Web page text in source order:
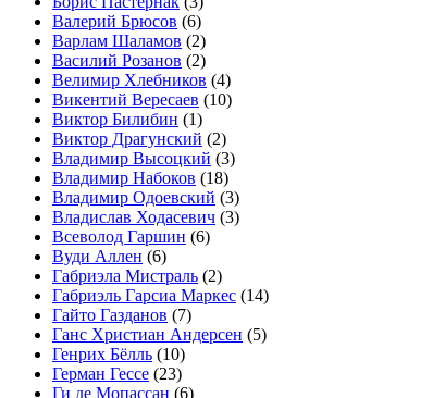
Валерий Брюсов (6)
Варлам Шаламов (2)
Василий Розанов (2)
Велимир Хлебников (4)
Викентий Вересаев (10)
Виктор Билибин (1)
Виктор Драгунский (2)
Владимир Высоцкий (3)
Владимир Набоков (18)
Владимир Одоевский (3)
Владислав Ходасевич (3)
Всеволод Гаршин (6)
Вуди Аллен (6)
Габриэла Мистраль (2)
Габриэль Гарсиа Маркес (14)
Гайто Газданов (7)
Ганс Христиан Андерсен (5)
Генрих Бёлль (10)
Герман Гессе (23)
Ги де Мопассан (6)